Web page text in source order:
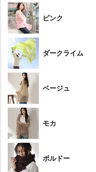
ピンク
ダークライム
ベージュ
モカ
ボルドー